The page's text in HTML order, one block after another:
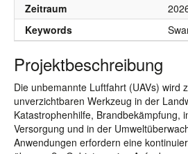
Zeitraum
Keywords
Projektbeschreibung
Die unbemannte Luftfahrt (UAVs) wird
unverzichtbaren Werkzeug in der
Katastrophenhilfe, Brandbekämpfung,
Versorgung und in der
Anwendungen erfordern eine